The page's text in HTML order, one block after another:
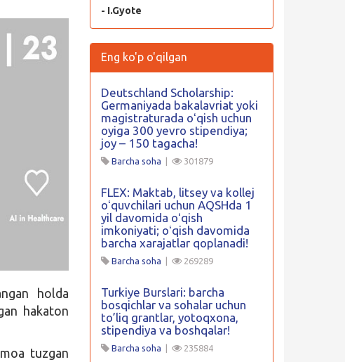
holda
hakaton
tuzgan
- I.Gyote
Eng ko'p o'qilgan
Deutschland Scholarship:
Germaniyada bakalavriat yoki
magistraturada oʻqish uchun
oyiga 300 yevro stipendiya;
joy – 150 tagacha!
Barcha soha 301879
FLEX: Maktab, litsey va kollej
oʻquvchilari uchun AQSHda 1
yil davomida oʻqish
imkoniyati; oʻqish davomida
barcha xarajatlar qoplanadi!
Barcha soha 269289
Turkiye Burslari: barcha
bosqichlar va sohalar uchun
to’liq grantlar, yotoqxona,
stipendiya va boshqalar!
Barcha soha 235884